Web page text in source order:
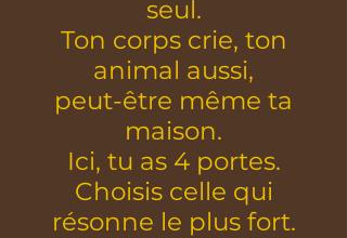
seul.
Ton corps crie, ton
animal aussi,
peut-être même ta
maison.
Ici, tu as 4 portes.
Choisis celle qui
résonne le plus fort.